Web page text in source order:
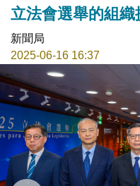
立法會選舉的組
新聞局
2025-06-16 16:37